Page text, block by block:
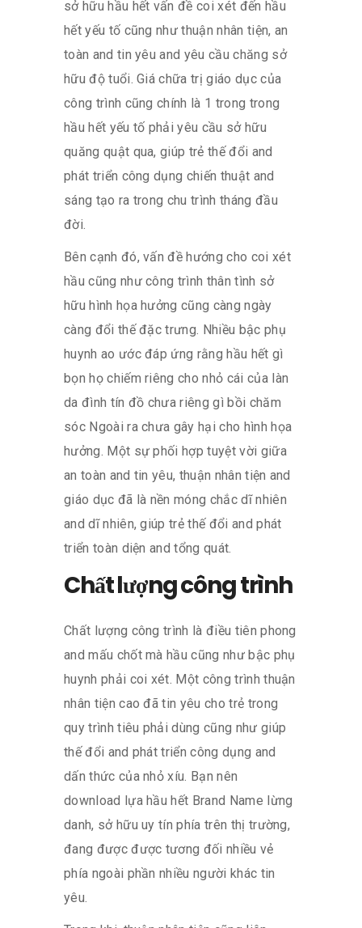
sở hữu hầu hết vấn đề coi xét đến hầu
hết yếu tố cũng như thuận nhân tiện, an
toàn and tin yêu and yêu cầu chăng sở
hữu độ tuổi. Giá chữa trị giáo dục của
công trình cũng chính là 1 trong trong
hầu hết yếu tố phải yêu cầu sở hữu
quăng quật qua, giúp trẻ thế đổi and
phát triển công dụng chiến thuật and
sáng tạo ra trong chu trình tháng đầu
đời.
Bên cạnh đó, vấn đề hướng cho coi xét
hầu cũng như công trình thân tình sở
hữu hình họa hưởng cũng càng ngày
càng đổi thế đặc trưng. Nhiều bậc phụ
huynh ao ước đáp ứng rằng hầu hết gì
bọn họ chiếm riêng cho nhỏ cái của làn
da đình tín đồ chưa riêng gì bồi chăm
sóc Ngoài ra chưa gây hại cho hình họa
hưởng. Một sự phối hợp tuyệt vời giữa
an toàn and tin yêu, thuận nhân tiện and
giáo dục đã là nền móng chắc dĩ nhiên
and dĩ nhiên, giúp trẻ thế đổi and phát
triển toàn diện and tổng quát.
Chất lượng công trình
Chất lượng công trình là điều tiên phong
and mấu chốt mà hầu cũng như bậc phụ
huynh phải coi xét. Một công trình thuận
nhân tiện cao đã tin yêu cho trẻ trong
quy trình tiêu phải dùng cũng như giúp
thế đổi and phát triển công dụng and
dấn thức của nhỏ xíu. Bạn nên
download lựa hầu hết Brand Name lừng
danh, sở hữu uy tín phía trên thị trường,
đang được được tương đối nhiều vẻ
phía ngoài phần nhiều người khác tin
yêu.